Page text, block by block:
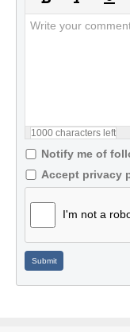
1000 characters left
Notify me of
Accept privacy
I'm not a
Submit